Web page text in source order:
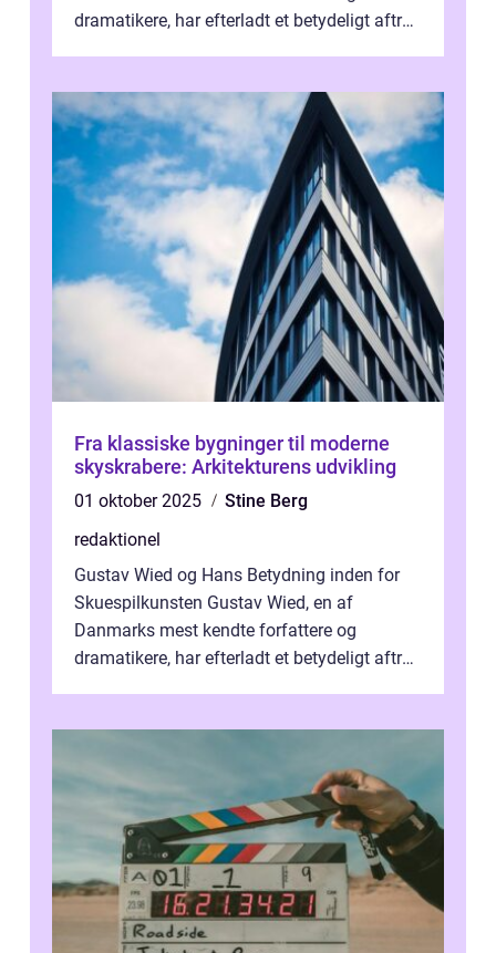
dramatikere, har efterladt et betydeligt aftryk
Fra klassiske bygninger til moderne
skyskrabere: Arkitekturens udvikling
01 oktober 2025
Stine Berg
redaktionel
Gustav Wied og Hans Betydning inden for
Skuespilkunsten Gustav Wied, en af
Danmarks mest kendte forfattere og
dramatikere, har efterladt et betydeligt aftryk